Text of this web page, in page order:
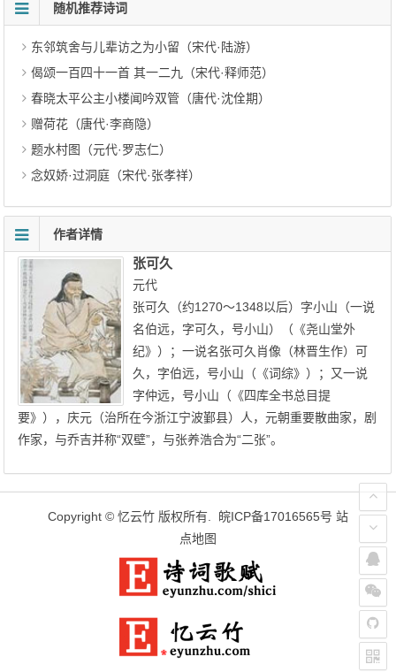
随机推荐诗词
东邻筑舍与儿辈访之为小留（宋代·陆游）
偈颂一百四十一首 其一二九（宋代·释师范）
春晓太平公主小楼闻吟双管（唐代·沈佺期）
赠荷花（唐代·李商隐）
题水村图（元代·罗志仁）
念奴娇·过洞庭（宋代·张孝祥）
作者详情
张可久
元代
张可久（约1270～1348以后）字小山（一说
名伯远，字可久，号小山）（《尧山堂外
纪》）；一说名张可久肖像（林晋生作）可
久，字伯远，号小山（《词综》）；又一说
字仲远，号小山（《四库全书总目提
要》），庆元（治所在今浙江宁波鄞县）人，元朝重要散曲家，剧
作家，与乔吉并称“双壁”，与张养浩合为“二张”。
Copyright © 忆云竹 版权所有. 皖ICP备17016565号 站
点地图